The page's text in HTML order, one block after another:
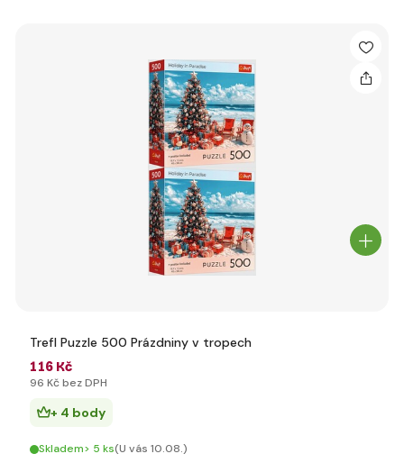
Trefl Puzzle 500 Prázdniny v tropech
116 Kč
96 Kč bez DPH
+ 4 body
Skladem> 5 ks(U vás 10.08.)